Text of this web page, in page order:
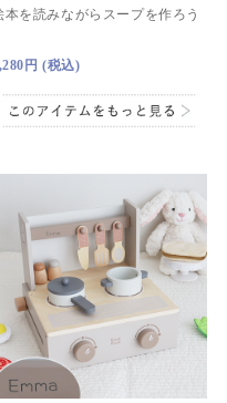
本を読みながらスープを作ろう
円 (税込)